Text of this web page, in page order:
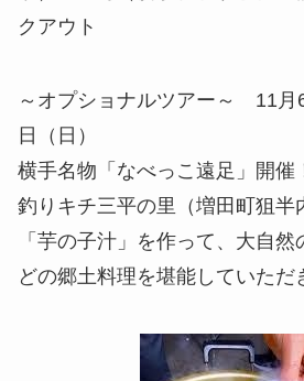
クアウト
～オプショナルツアー～ 11月
日（日）
横手名物「なべっこ遠足」開催
釣りキチ三平の里（増田町狙半
「芋の子汁」を作って、大自
どの郷土料理を堪能していただ